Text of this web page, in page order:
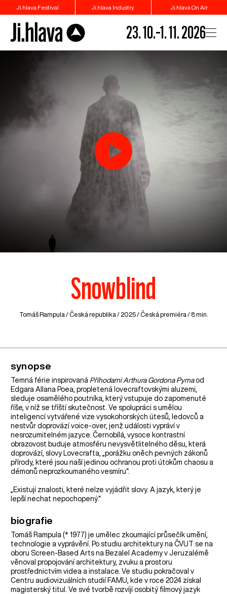
Ji.hlava Festival Ji.hlava Industry Ji.hlava On Air
23. 10.–1. 11. 2026
Snowblind
Tomáš Rampula /Česká republika / 2025 / Česká premiéra / 8 min.
synopse
Temná férie inspirovaná Příhodami Arthura Gordona Pymaod
Edgara Allana Poea, propletená lovecraftovskými aluzemi,
sleduje osamělého poutníka, který vstupuje do zapomenuté
říše, v níž se tříští skutečnost. Ve spolupráci s umělou
inteligencí vytvářené vize vysokohorských útesů, ledovců a
nestvůr doprovází voice-over, jenž události vypráví v
nesrozumitelném jazyce. Černobílá, vysoce kontrastní
obrazovost buduje atmosféru nevysvětlitelného děsu, která
doprovází, slovy Lovecrafta, „porážku oněch pevných zákonů
přírody, které jsou naší jedinou ochranou proti útokům chaosu a
démonů neprozkoumaného vesmíru“.
„Existují znalosti, které nelze vyjádřit slovy. A jazyk, který je
lepší nechat nepochopený.“
biografie
Tomáš Rampula (* 1977) je umělec zkoumající průsečík umění,
technologie a vyprávění. Po studiu architektury na ČVUT se na
oboru Screen-Based Arts na Bezalel Academy v Jeruzalémě
věnoval propojování architektury, zvuku a prostoru
prostřednictvím videa a instalace. Ve studiu pokračoval v
Centru audiovizuálních studií FAMU, kde v roce 2024 získal
magisterský titul. Ve své tvorbě rozvíjí osobitý filmový jazyk